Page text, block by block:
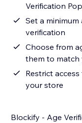
Verification
Set a
verification
Choose from
them to
Restrict
your store
Blockify - Age